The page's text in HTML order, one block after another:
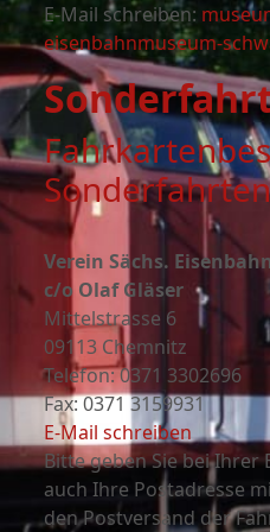
E-Mail schreiben:
eisenbahnmuseum-
Sonderfahrten
Verein Sächs.
c/o Olaf Gläser
Mittelstrasse 6
09113 Chemnitz
Telefon: 0371 3302696
Fax: 0371 3159931
E-Mail schreiben
Bitte geben Sie bei Ihrer
auch Ihre Postadresse
den Postversand der